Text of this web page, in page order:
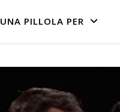
UNA PILLOLA PER